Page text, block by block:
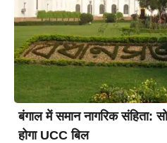
बंगाल में समान नागरिक संहिता:
होगा UCC बिल